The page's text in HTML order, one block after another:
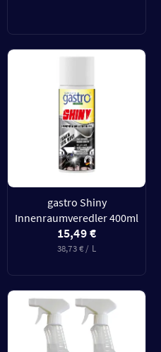
gastro Shiny
Innenraumveredler 400ml
15,49 €
38,73 € / L